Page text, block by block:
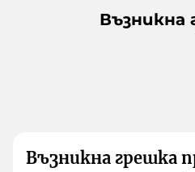
Възникна
Възникна грешка